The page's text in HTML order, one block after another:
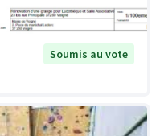
Soumis au vote